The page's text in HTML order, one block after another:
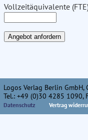
Vollzeitäquivalente
Logos Verlag Berlin
Tel.: +49 (0)30 4285 1090,
Datenschutz Vertrag